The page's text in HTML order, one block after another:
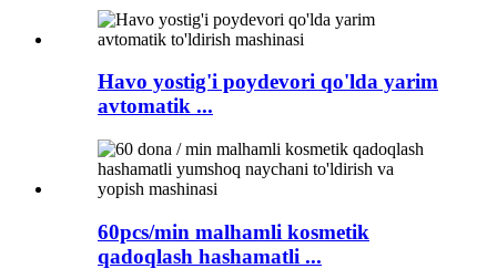
Havo yostig'i poydevori qo'lda yarim
avtomatik ...
60pcs/min malhamli kosmetik
qadoqlash hashamatli ...